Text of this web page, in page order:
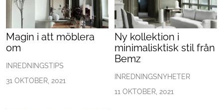
Konst
Livsstil
Mat & Dryck
Magin i att möblera
om
INREDNINGSTIPS
31 OKTOBER, 2021
Ny kollektion i
minimalisktisk stil från
Bemz
INREDNINGSNYHETER
11 OKTOBER, 2021